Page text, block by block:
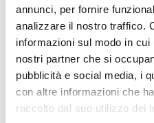
annunci, per fornire
analizzare il nostro traffico.
informazioni sul modo in
nostri partner che si
pubblicità e social media, i
con altre informazioni che
raccolto dal suo utilizzo dei
paesi terzi non associati
organizzazioni
eccezioni stabilite nel
bando specifico. In
Cluster 1:
Enti accademici, Centri di
PMI, Associazioni,